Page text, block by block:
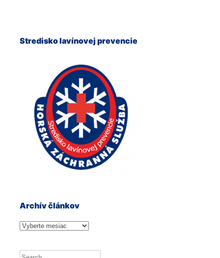
Stredisko lavínovej prevencie
Archív článkov
Archív
Search